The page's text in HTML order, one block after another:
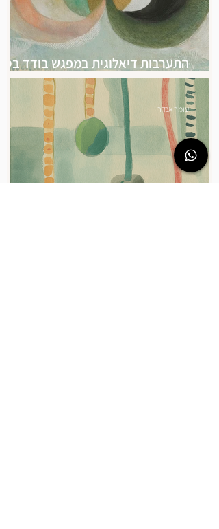
התערבות דיאלוגית במפגש בודד
עבודת כסאות
עומר אנדר